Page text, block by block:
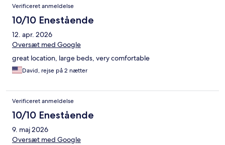
Verificeret anmeldelse
10/10 Enestående
12. apr. 2026
Oversæt med Google
great location, large beds, very comfortable
David, rejse på 2 nætter
Verificeret anmeldelse
10/10 Enestående
9. maj 2026
Oversæt med Google